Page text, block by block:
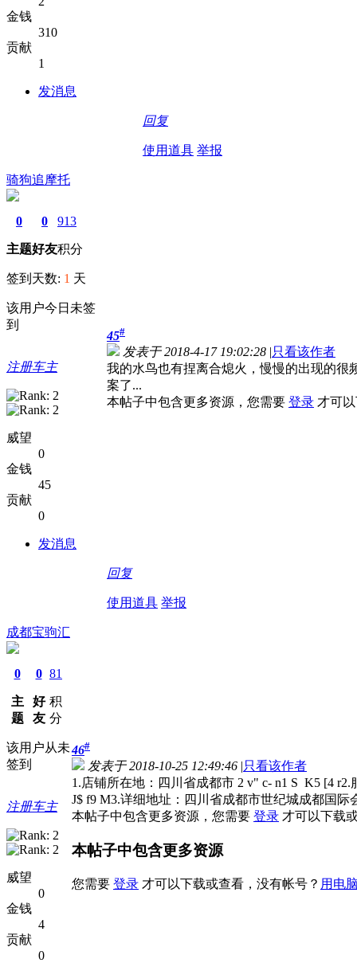
金钱
310
贡献
1
发消息
回复
使用道具 举报
骑狗追摩托
0
主题
0
好友
913
积分
签到天数: 1 天
该用户今日未签
到
注册车主
威望
0
金钱
45
贡献
0
发消息
45#
发表于 2018-4-17 19:02:28 |只看该作者
我的水鸟也有捏离合熄火，慢慢的出现的很
案了...
本帖子中包含更多资源，您需要 登录 才可
回复
使用道具 举报
成都宝驹汇
0
主
题
0
好
友
81
积
分
该用户从未
签到
注册车主
威望
0
金钱
4
贡献
0
46#
发表于 2018-10-25 12:49:46 |只看该作者
1.店铺所在地：四川省成都市 2 v" c- n1 S K5 [4
J$ f9 M3.详细地址：四川省成都市世纪城成都国际
本帖子中包含更多资源，您需要 登录 才可以下载
本帖子中包含更多资源
您需要 登录 才可以下载或查看，没有帐号？ 用电